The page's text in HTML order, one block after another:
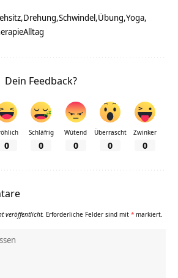
Drehung Schwindel Übung Yoga
Dein Feedback?
0
Schläfrig
0
Wütend
0
Überrascht
0
Zwinker
0
veröffentlicht. Erforderliche Felder sind mit * markiert.